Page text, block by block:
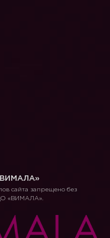
сайта запрещено без
«ВИМАЛА».